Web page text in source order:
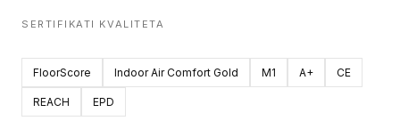
SERTIFIKATI KVALITETA
FloorScore Indoor Air Comfort Gold M1 A+ CE
REACH EPD